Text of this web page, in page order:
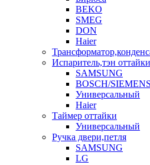
BEKO
SMEG
DON
Haier
Испаритель,тэн оттайки
SAMSUNG
BOSCH/
Универсальный
Haier
Таймер оттайки
Универсальный
Ручка двери,петля
SAMSUNG
LG